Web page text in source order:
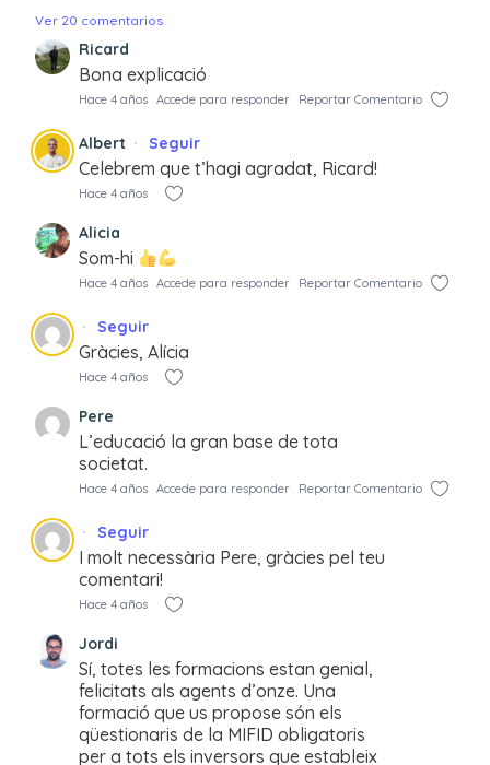
Ver 20 comentarios
Ricard
Bona explicació
Hace 4 años Accede para responder Reportar Comentario
Albert Seguir
Celebrem que t’hagi agradat, Ricard!
Hace 4 años
Alicia
Som-hi
Hace 4 años Accede para responder Reportar Comentario
Seguir
Gràcies, Alícia
Hace 4 años
Pere
L’educació la gran base de tota
societat.
Hace 4 años Accede para responder Reportar Comentario
Seguir
I molt necessària Pere, gràcies pel teu
comentari!
Hace 4 años
Jordi
Sí, totes les formacions estan genial,
felicitats als agents d’onze. Una
formació que us propose són els
qüestionaris de la MIFID obligatoris
per a tots els inversors que estableix